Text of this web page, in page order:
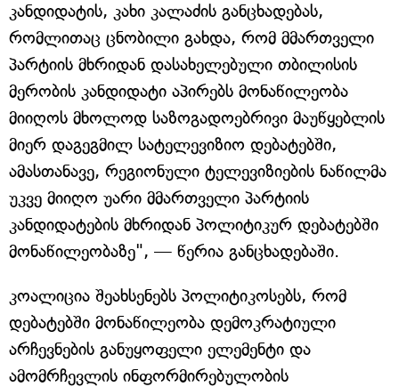
კანდიდატის, კახი კალაძის განცხადებას,
რომლითაც ცნობილი გახდა, რომ მმართველი
პარტიის მხრიდან დასახელებული თბილისის
მერობის კანდიდატი აპირებს მონაწილეობა
მიიღოს მხოლოდ საზოგადოებრივი მაუწყებლის
მიერ დაგეგმილ სატელევიზიო დებატებში,
ამასთანავე, რეგიონული ტელევიზიების ნაწილმა
უკვე მიიღო უარი მმართველი პარტიის
კანდიდატების მხრიდან პოლიტიკურ დებატებში
მონაწილეობაზე", — წერია განცხადებაში.
კოალიცია შეახსენებს პოლიტიკოსებს, რომ
დებატებში მონაწილეობა დემოკრატიული
არჩევნების განუყოფელი ელემენტი და
ამომრჩევლის ინფორმირებულობის